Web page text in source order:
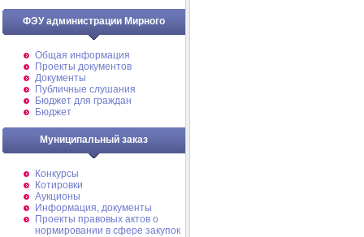
ФЭУ администрации Мирного
Общая информация
Проекты документов
Документы
Публичные слушания
Бюджет для граждан
Бюджет
Муниципальный заказ
Конкурсы
Котировки
Аукционы
Информация, документы
Проекты правовых актов о
нормировании в сфере закупок